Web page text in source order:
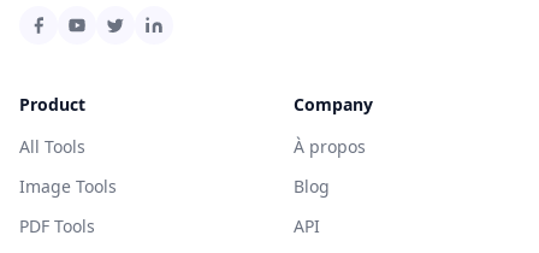
Product
All Tools
Image Tools
PDF Tools
Company
À propos
Blog
API